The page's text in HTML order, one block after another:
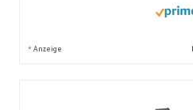
* Anzeige